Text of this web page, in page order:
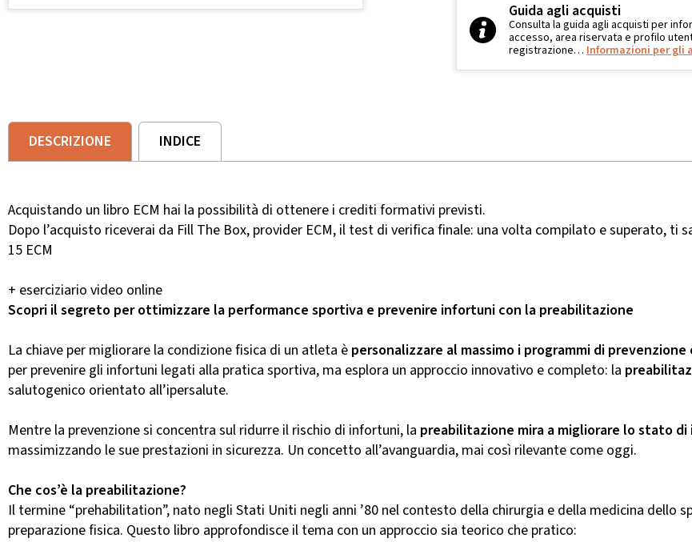
Guida agli acquisti
Consulta la guida agli acquisti per
accesso, area riservata e profilo
registrazione… Informazioni per gli
DESCRIZIONE INDICE
Acquistando un libro ECM hai la possibilità di ottenere i crediti formativi previsti.
Dopo l’acquisto riceverai da Fill The Box, provider ECM, il test di verifica finale: una volta compilato e superato, ti
15 ECM
+ eserciziario video online
Scopri il segreto per ottimizzare la performance sportiva e prevenire infortuni con la preabilitazione
La chiave per migliorare la condizione fisica di un atleta è personalizzare al massimo i programmi di
per prevenire gli infortuni legati alla pratica sportiva, ma esplora un approccio innovativo e completo: la
salutogenico orientato all’ipersalute.
Mentre la prevenzione si concentra sul ridurre il rischio di infortuni, la preabilitazione mira a migliorare lo stato
massimizzando le sue prestazioni in sicurezza. Un concetto all’avanguardia, mai così rilevante come oggi.
Che cos’è la preabilitazione?
Il termine “prehabilitation”, nato negli Stati Uniti negli anni ’80 nel contesto della chirurgia e della medicina
preparazione fisica. Questo libro approfondisce il tema con un approccio sia teorico che pratico: